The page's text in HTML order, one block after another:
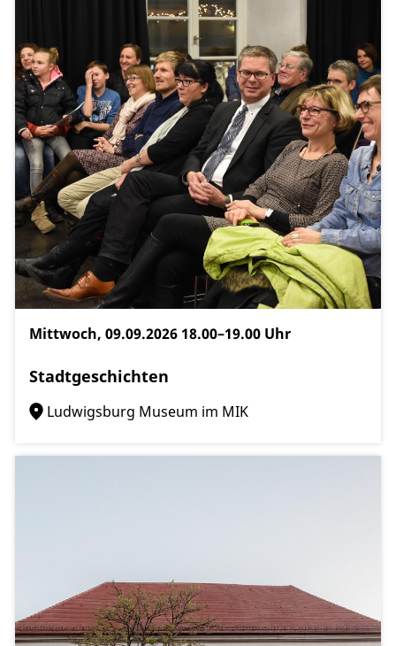
Mittwoch, 09.09.2026 18.00–19.00 Uhr
Stadtgeschichten
Ludwigsburg Museum im MIK